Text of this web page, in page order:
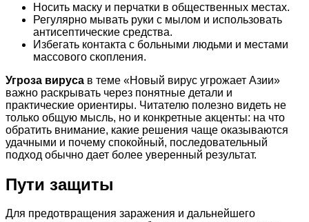
Носить маску и перчатки в общественных местах.
Регулярно мывать руки с мылом и использовать
антисептические средства.
Избегать контакта с больными людьми и местами
массового скопления.
Угроза вируса в теме «Новый вирус угрожает Азии»
важно раскрывать через понятные детали и
практические ориентиры. Читателю полезно видеть не
только общую мысль, но и конкретные акценты: на что
обратить внимание, какие решения чаще оказываются
удачными и почему спокойный, последовательный
подход обычно дает более уверенный результат.
Пути защиты
Для предотвращения заражения и дальнейшего